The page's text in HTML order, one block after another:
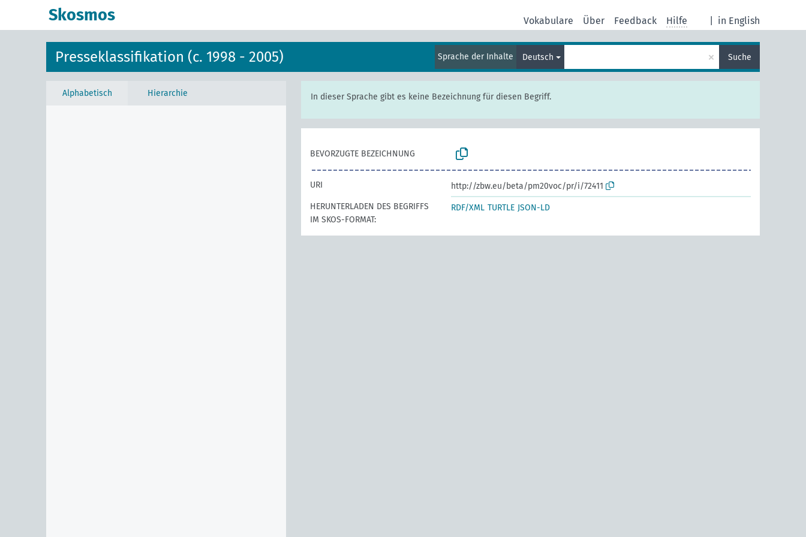
Skosmos in English
Vokabulare Über Feedback Hilfe
Presseklassifikation (c. 1998 - 2005) Sprache der Inhalte Deutsch × Suche
Alphabetisch Hierarchie In dieser Sprache gibt es keine Bezeichnung für diesen Begriff.
BEVORZUGTE BEZEICHNUNG
URI
http://zbw.eu/beta/pm20voc/pr/i/72411
HERUNTERLADEN DES BEGRIFFS
IM SKOS-FORMAT:
RDF/XML TURTLE JSON-LD